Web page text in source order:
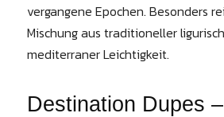
vergangene Epochen. Besonders
Mischung aus traditioneller
mediterraner Leichtigkeit.
Destination Dupes